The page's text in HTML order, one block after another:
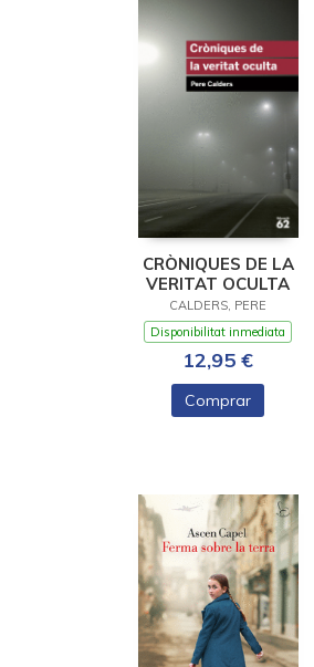
CRÒNIQUES DE LA
VERITAT OCULTA
CALDERS, PERE
Disponibilitat inmediata
12,95 €
Comprar